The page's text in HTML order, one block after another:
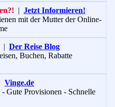
| Jetzt Informieren!
mit der Mutter der Online-
| Der Reise Blog
Buchen, Rabatte
Vinge.de
Gute Provisionen - Schnelle